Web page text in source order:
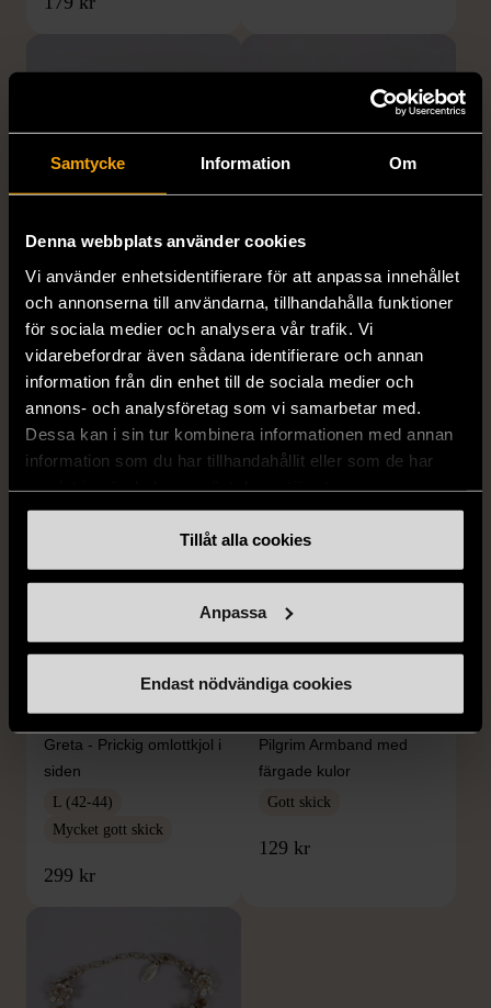
Samtycke Information Om
Denna webbplats använder cookies
Vi använder enhetsidentifierare för att anpassa innehållet
och annonserna till användarna, tillhandahålla funktioner
för sociala medier och analysera vår trafik. Vi
vidarebefordrar även sådana identifierare och annan
information från din enhet till de sociala medier och
annons- och analysföretag som vi samarbetar med.
Dessa kan i sin tur kombinera informationen med annan
information som du har tillhandahållit eller som de har
Tillåt alla cookies
Anpassa
Endast nödvändiga cookies
1/5
KUMKUM
KumKum Ring i
sterlingsilver med svarta
stenar
Gott skick
399 kr
OKÄNT MÄRKE
Armband med färgglada
kulor
Gott skick
69 kr
1/5
GRETA
Greta - Prickig omlottkjol i
siden
L (42-44)
Mycket gott skick
299 kr
1/4
PILGRIM
Pilgrim Armband med
färgade kulor
Gott skick
129 kr